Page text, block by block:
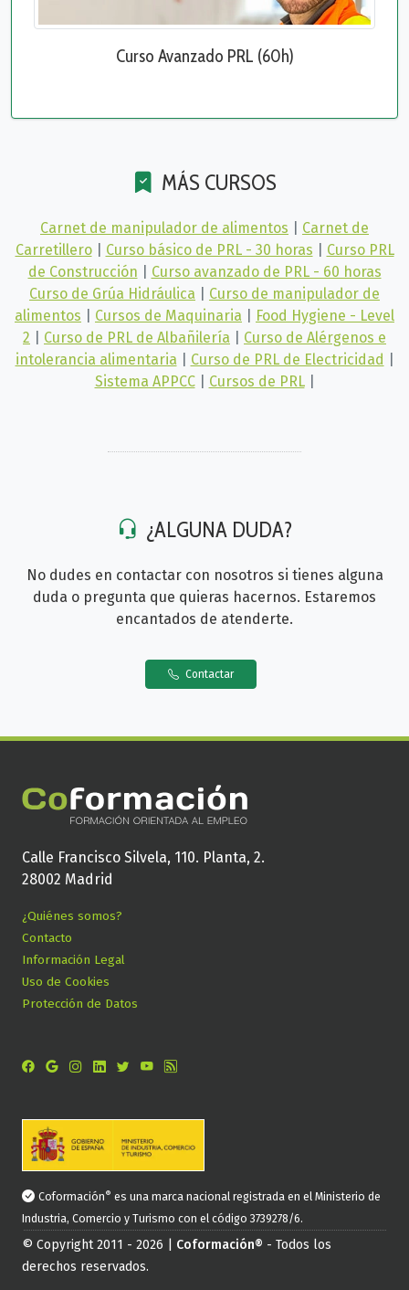
Curso Avanzado PRL (60h)
MÁS CURSOS
Carnet de manipulador de alimentos
Carnet de
Carretillero
Curso básico de PRL - 30 horas
Curso PRL
de Construcción
Curso avanzado de PRL - 60 horas
Curso de Grúa Hidráulica
Curso de manipulador de
alimentos
Cursos de Maquinaria
Food Hygiene - Level
2
Curso de PRL de Albañilería
Curso de Alérgenos e
intolerancia alimentaria
Curso de PRL de Electricidad
Sistema APPCC
Cursos de PRL
¿ALGUNA DUDA?
No dudes en contactar con nosotros si tienes alguna
duda o pregunta que quieras hacernos. Estaremos
encantados de atenderte.
Contactar
Calle Francisco Silvela, 110. Planta, 2.
28002 Madrid
¿Quiénes somos?
Contacto
Información Legal
Uso de Cookies
Protección de Datos
Coformación® es una marca nacional registrada en el Ministerio de
Industria, Comercio y Turismo con el código 3739278/6.
© Copyright 2011 - 2026 | Coformación® - Todos los
derechos reservados.